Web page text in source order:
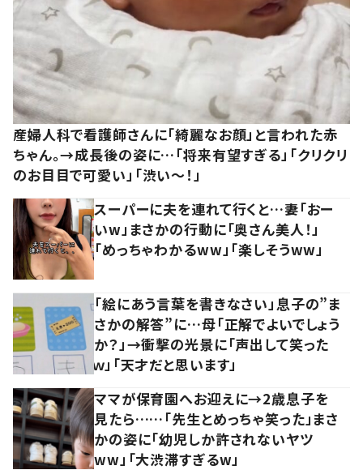
産婦人科で看護師さんに「綺麗なお顔」と言われた赤
ちゃん。→成長後の姿に…「将来有望すぎる」「クリクリ
のお目目で可愛い」「渋い～！」
スーパーに夫を連れて行くと…妻「おー
いw」まさかの行動に「奥さん美人！」
「めっちゃわかるww」「楽しそうww」
「絵にあう言葉を書きなさい」息子の”ま
さかの解答”に…母「正解でよいでしょう
か？」→衝撃の光景に「声出して笑った
ｗ」「天才だと思います」
ママが保育園へお迎えに→2歳息子を
見たら……「先生とめっちゃ笑った」まさ
かの姿に「幼児しか許されないヤツ
ww」「大渋滞すぎるw」